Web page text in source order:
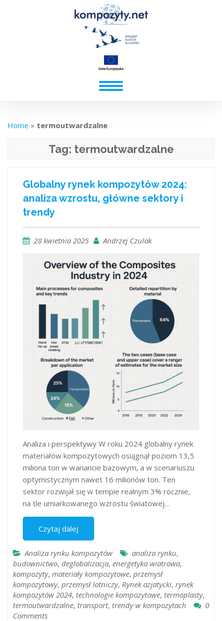
Home » termoutwardzalne
Tag: termoutwardzalne
Globalny rynek kompozytów 2024:
analiza wzrostu, główne sektory i
trendy
28 kwietnia 2025 Andrzej Czulak
Analiza i perspektywy W roku 2024 globalny rynek
materiałów kompozytowych osiągnął poziom 13,5
miliona ton w wariancie bazowym​, a w scenariuszu
optymistycznym nawet 16 milionów ton​. Ten
sektor rozwijał się w tempie realnym 3% rocznie,
na tle umiarkowanego wzrostu światowej…
Czytaj dalej
Analiza rynku kompozytów analiza rynku,
budownictwo, deglobalizacja, energetyka wiatrowa,
kompozyty, materiały kompozytowe, przemysł
kompozytowy, przemysł lotniczy, Rynek azjatycki, rynek
kompozytów 2024, technologie kompozytowe, termoplasty,
termoutwardzalne, transport, trendy w kompozytach
0
Comments